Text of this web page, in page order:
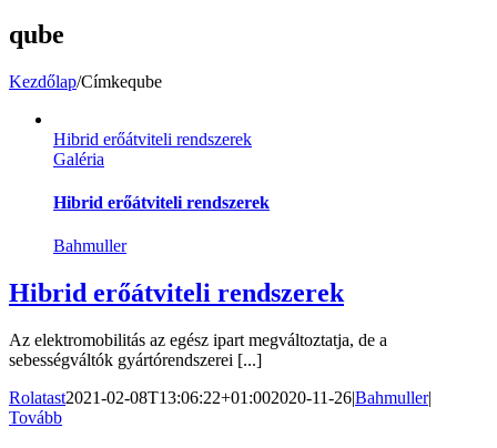
qube
Kezdőlap/Címkeqube
Hibrid erőátviteli rendszerek
Galéria
Hibrid erőátviteli rendszerek
Bahmuller
Hibrid erőátviteli rendszerek
Az elektromobilitás az egész ipart megváltoztatja, de a
sebességváltók gyártórendszerei [...]
Rolatast2021-02-08T13:06:22+01:002020-11-26|Bahmuller|
Tovább